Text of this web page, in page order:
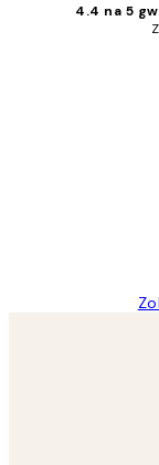
4.4 na 5